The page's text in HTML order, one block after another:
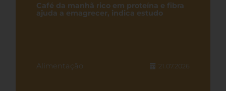
Café da manhã rico em proteína e fibra
ajuda a emagrecer, indica estudo
Alimentação 21.07.2026